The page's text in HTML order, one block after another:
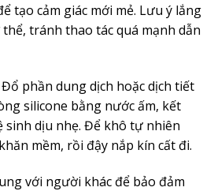
tạo cảm giác mới mẻ. Lưu ý lắng
tránh thao tác quá mạnh dẫn
Đổ phần dung dịch hoặc dịch tiết
silicone bằng nước ấm, kết
sinh dịu nhẹ. Để khô tự nhiên
mềm, rồi đậy nắp kín cất đi.
với người khác để bảo đảm